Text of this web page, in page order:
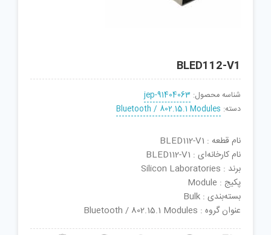
BLED112-V1
شناسه محصول: jep-91404063
دسته: Bluetooth / 802.15.1 Modules
نام قطعه : BLED112-V1
نام کارخانه‌ای : BLED112-V1
برند : Silicon Laboratories
پکیج : Module
بسته‌بندی : Bulk
عنوان گروه : Bluetooth / 802.15.1 Modules